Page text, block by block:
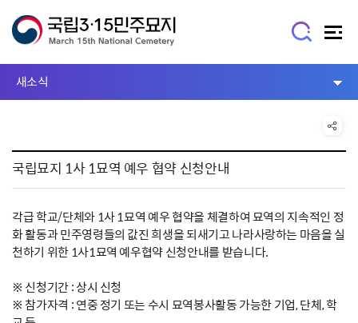
새소식
국립묘지 1사 1묘역 예우 협약 신청안내
각급 학교/단체와 1사 1묘역 예우 협약을 체결하여 묘역의 지속적인 정
화 활동과 민주영령들의 값진 희생을 되새기고 나라사랑하는 마음을 실
천하기 위한 1사1묘역 예우협약 신청안내를 받습니다.
※ 신청기간 : 상시 신청
※ 참가자격 : 연중 정기 또는 수시 묘역봉사활동 가능한 기업, 단체, 학